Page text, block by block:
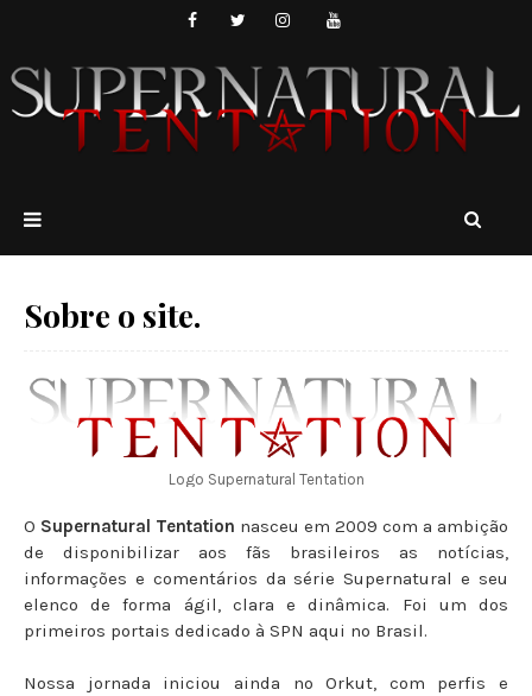
Sobre o site.
Logo Supernatural Tentation
O Supernatural Tentation nasceu em 2009 com a ambição
de disponibilizar aos fãs brasileiros as notícias,
informações e comentários da série Supernatural e seu
elenco de forma ágil, clara e dinâmica. Foi um dos
primeiros portais dedicado à SPN aqui no Brasil.
Nossa jornada iniciou ainda no Orkut, com perfis e